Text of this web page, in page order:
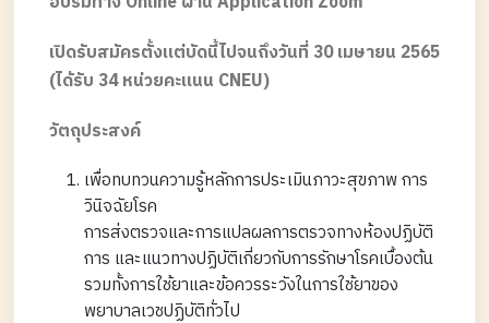
เปิดรับสมัครตั้งแต่บัดนี้ไปจนถึงวันที่ 30 เมษายน 2565
(ได้รับ 34 หน่วยคะแนน CNEU)
วัตถุประสงค์
เพื่อทบทวนความรู้หลักการประเมินภาวะสุขภาพ การ
วินิจฉัยโรค
การส่งตรวจและการแปลผลการตรวจทางห้องปฏิบัติ
การ และแนวทางปฏิบัติเกี่ยวกับการรักษาโรคเบื้องต้น
รวมทั้งการใช้ยาและข้อควรระวังในการใช้ยาของ
พยาบาลเวชปฏิบัติทั่วไป